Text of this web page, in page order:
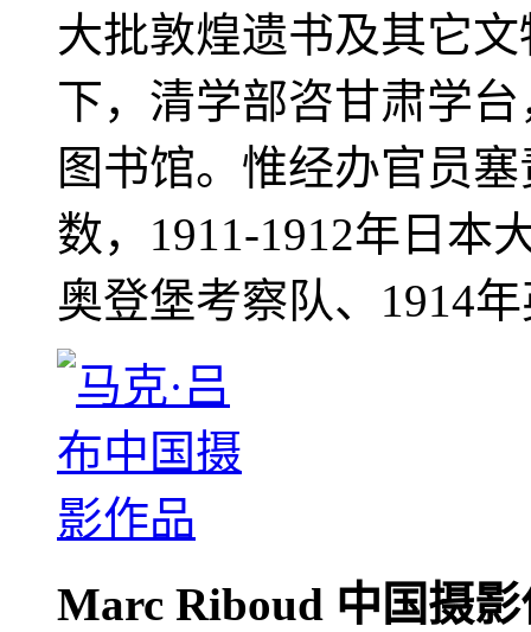
大批敦煌遗书及其它
下，清学部咨甘肃学
图书馆。惟经办官员
数，1911-1912年日本
奥登堡考察队、1914
Marc Riboud 中国摄